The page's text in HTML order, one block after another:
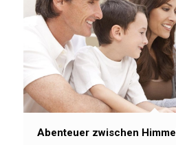
Abenteuer zwischen